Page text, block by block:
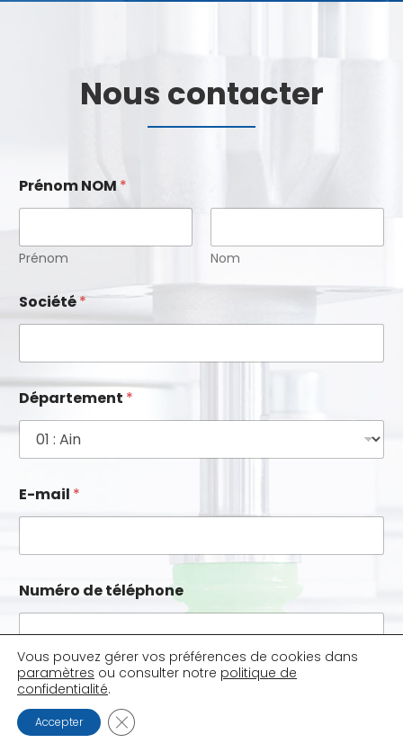
Nous contacter
*
*
Prénom NOM *
Prénom Nom
Société*
Département *
E-mail *
Numéro de téléphone
Message
Vous pouvez gérer vos préférences de cookies dans
paramètres ou consulter notre politique de
confidentialité.
Accepter FERMER LA BANNIÈRE DES COOKIES GDPR